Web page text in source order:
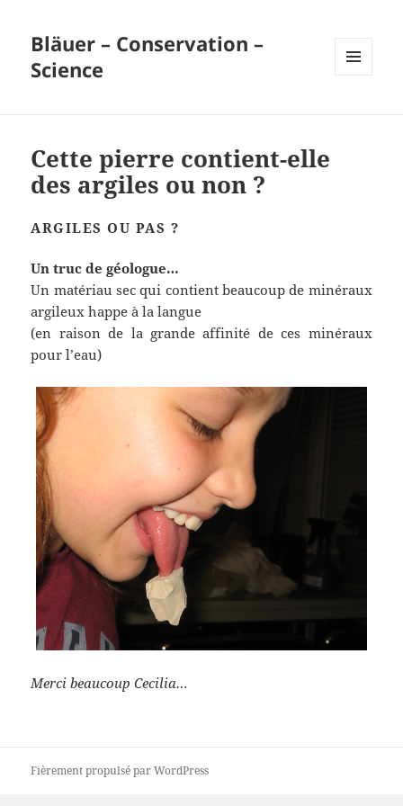
Bläuer – Conservation –
Science
Cette pierre contient-elle
des argiles ou non ?
ARGILES OU PAS ?
Un truc de géologue…
Un matériau sec qui contient beaucoup de minéraux
argileux happe à la langue
(en raison de la grande affinité de ces minéraux
pour l’eau)
Merci beaucoup Cecilia…
Fièrement propulsé par WordPress